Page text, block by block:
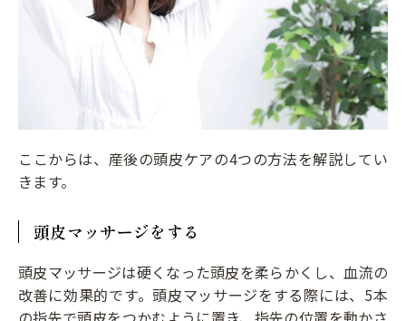
ここからは、産後の頭皮ケアの4つの方法を解説してい
きます。
頭皮マッサージをする
頭皮マッサージは硬くなった頭皮を柔らかくし、血流の
改善に効果的です。頭皮マッサージをする際には、5本